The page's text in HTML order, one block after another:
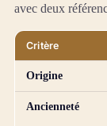
avec deux
Critère
Origine
Ancienneté